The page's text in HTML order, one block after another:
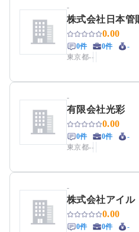
-
株式会社日本管
0.00
0件 0件
-
東京都--
-
有限会社光彩
0.00
0件 0件
-
東京都--
-
株式会社アイル
0.00
0件 0件
-